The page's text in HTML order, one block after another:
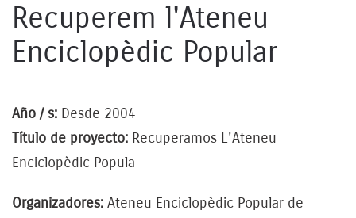
Recuperem l'Ateneu
Enciclopèdic Popular
Año / s: Desde 2004
Título de proyecto: Recuperamos L'Ateneu
Enciclopèdic Popula
Organizadores: Ateneu Enciclopèdic Popular de